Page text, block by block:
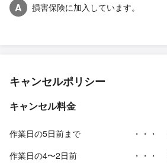
A 損害保険に加入しています。
キャンセルポリシー
キャンセル料金
作業日の5日前まで ・・・
作業日の4〜2日前
・・・